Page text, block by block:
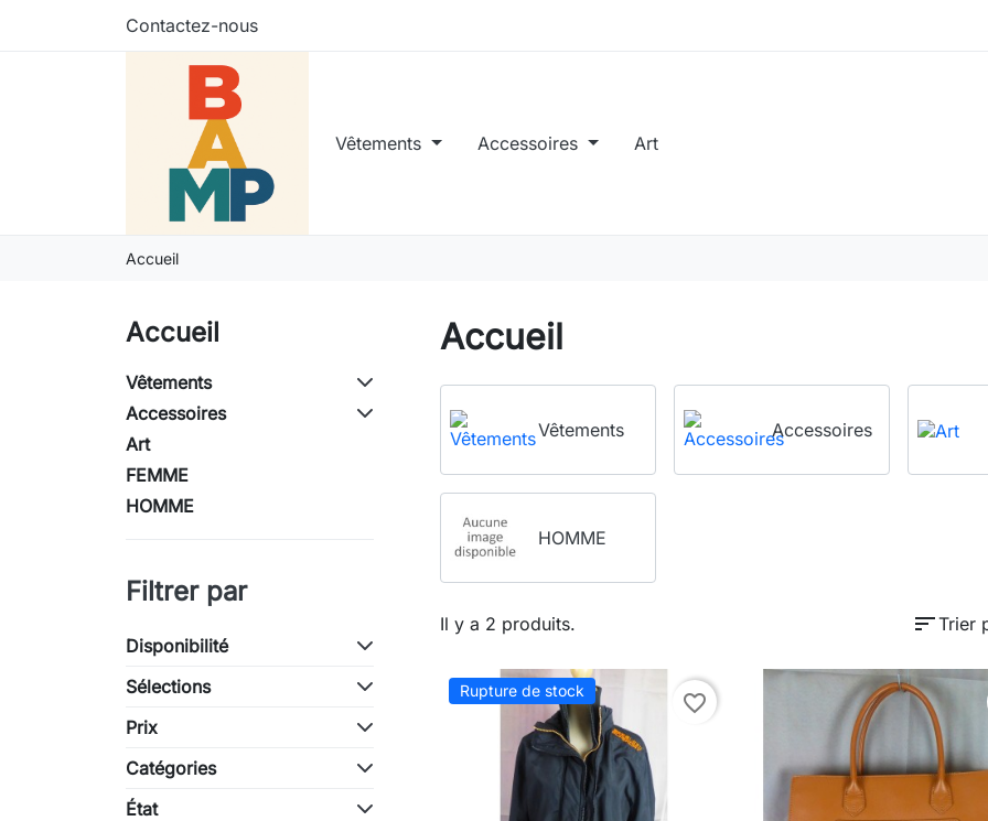
Contactez-nous
Vêtements Accessoires Art
Accueil
Accueil
Vêtements
Accessoires
Art
FEMME
HOMME
Filtrer par
Disponibilité
Sélections
Prix
Catégories
État
Accueil
Vêtements Accessoires
HOMME
Il y a 2 produits. sortTrier
Rupture de stock favorite_border